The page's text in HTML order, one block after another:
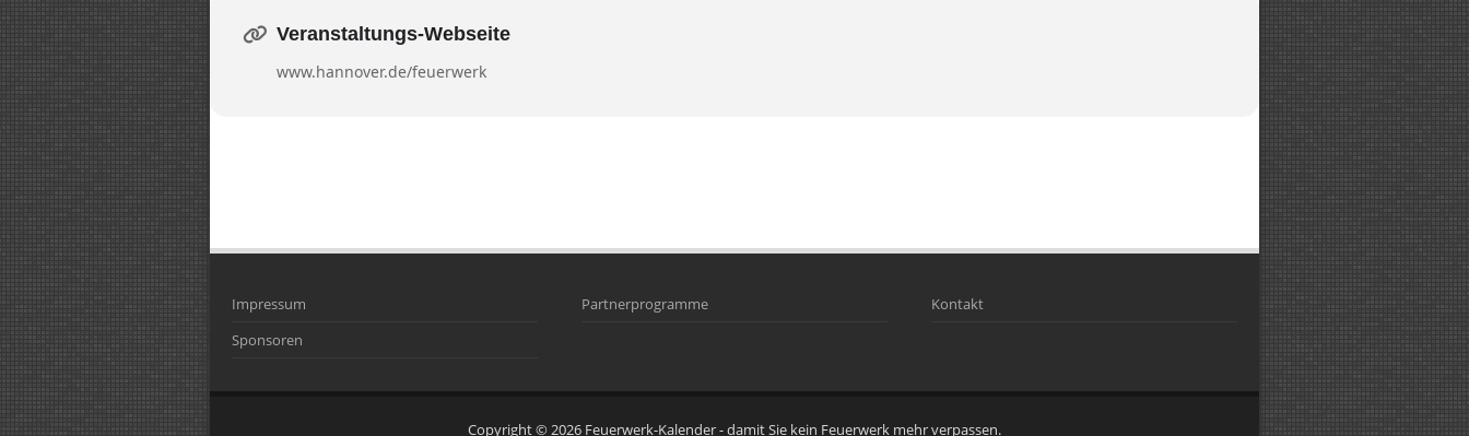
Veranstaltungs-Webseite
www.hannover.de/feuerwerk
Impressum
Sponsoren
Partnerprogramme Kontakt
Copyright © 2026 Feuerwerk-Kalender- damit Sie kein Feuerwerk mehr verpassen.